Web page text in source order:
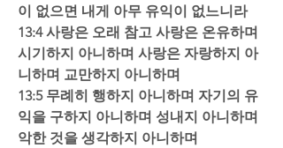
이 없으면 내게 아무 유익이 없느니라
13:4 사랑은 오래 참고 사랑은 온유하며
시기하지 아니하며 사랑은 자랑하지 아
니하며 교만하지 아니하며
13:5 무례히 행하지 아니하며 자기의 유
익을 구하지 아니하며 성내지 아니하며
악한 것을 생각하지 아니하며